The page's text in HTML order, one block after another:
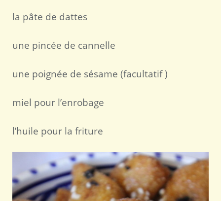
la pâte de dattes
une pincée de cannelle
une poignée de sésame (facultatif )
miel pour l’enrobage
l’huile pour la friture